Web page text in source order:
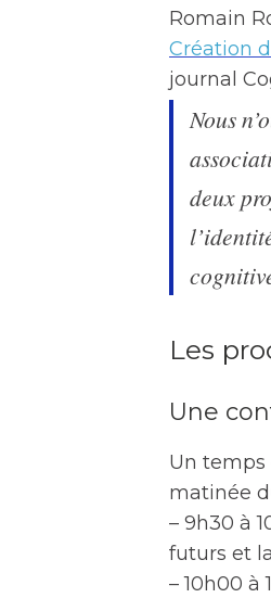
Romain
Création
journal
Nous
deux
Les
Une
Un temps
matinée
– 9h30 à
futurs et
– 10h00 à